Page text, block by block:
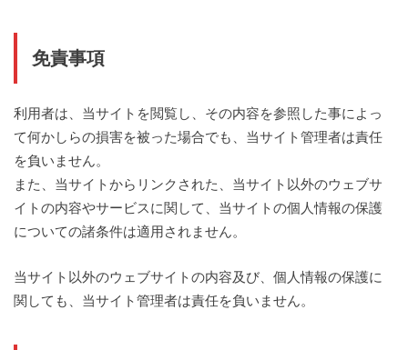
免責事項
利用者は、当サイトを閲覧し、その内容を参照した事によっ
て何かしらの損害を被った場合でも、当サイト管理者は責任
を負いません。
また、当サイトからリンクされた、当サイト以外のウェブサ
イトの内容やサービスに関して、当サイトの個人情報の保護
についての諸条件は適用されません。
当サイト以外のウェブサイトの内容及び、個人情報の保護に
関しても、当サイト管理者は責任を負いません。